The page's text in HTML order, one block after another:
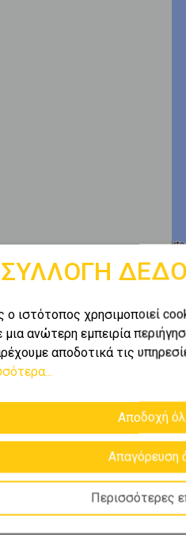
ΣΥΛΛΟΓΗ
ο ιστότοπος χρησιμοποιεί
μια ανώτερη εμπειρία
αποδοτικά τις
Αποδοχή
Απαγόρευση
Περισσότερες